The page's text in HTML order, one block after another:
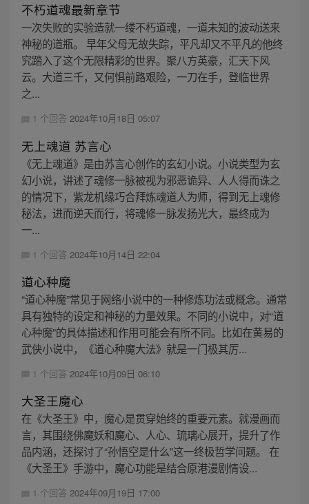
不朽道魂最新章节
一次失败的实验造就一缕不朽道魂，一道未知的波动送来
神秘的道瓶。 早年父母无故失踪，平凡却又不平凡的他终
究踏入了这个无限精彩的世界。聚八方英豪，汇天下风
云。大道三千，又何惧前路艰险，一刀在手，登临世界
之...
1 个回答 2024年10月18日 05:07
无上魂道 苏言心
《无上魂道》是由苏言心创作的玄幻小说。小说类型为玄
幻小说，讲述了魂修一脉被视为邪恶诡异、人人得而诛之
的情况下，紫龙机缘巧合拜炼魂道人为师，得到无上魂修
秘法，进而逆天而行，将魂修一脉发扬光大，最终成为
一...
1 个回答 2024年10月14日 22:04
道心种魔
“道心种魔”常见于网络小说中的一种修炼功法或概念。通常
具有独特的设定和神秘的力量效果。不同的小说中，对“道
心种魔”的具体描述和作用可能会有所不同。比如在黄易的
武侠小说中，《道心种魔大法》就是一门极其厉...
1 个回答 2024年10月09日 06:10
大圣王魔心
在《大圣王》中，魔心是贯穿始终的重要元素。就漫画而
言，其围绕佛魔妖和魔心、人心、琉璃心展开，提升了作
品内涵，还探讨了“孙悟空是什么”这一终极哲学问题。 在
《大圣王》手游中，魔心功能是结合原港漫剧情设...
1 个回答 2024年09月19日 17:00